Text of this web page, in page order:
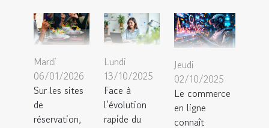
Mardi
06/01/2026
Sur les sites
de
réservation,
Lundi
13/10/2025
Face à
l’évolution
rapide du
Jeudi
02/10/2025
Le commerce
en ligne
connaît